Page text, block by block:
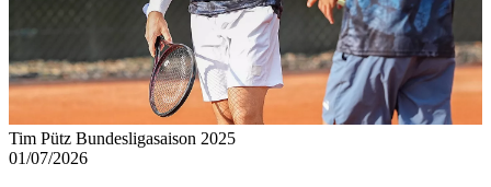
Tim Pütz Bundesligasaison 2025
01/07/2026